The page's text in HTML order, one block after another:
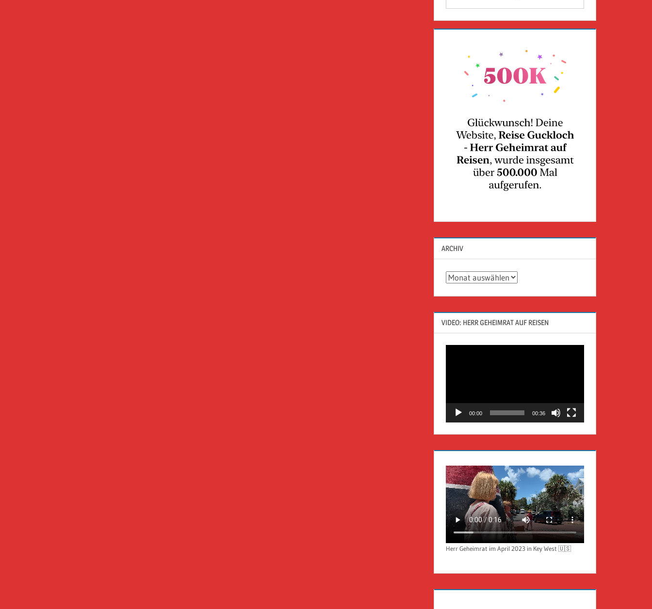
ARCHIV
Archiv
VIDEO: HERR GEHEIMRAT AUF REISEN
00:00 00:36
Herr Geheimrat im April 2023 in Key West 🇺🇸